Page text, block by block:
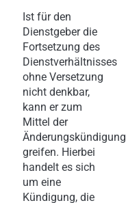
Ist für den
Dienstgeber die
Fortsetzung des
Dienstverhältnisses
ohne Versetzung
nicht denkbar,
kann er zum
Mittel der
Änderungskündigung
greifen. Hierbei
handelt es sich
um eine
Kündigung, die